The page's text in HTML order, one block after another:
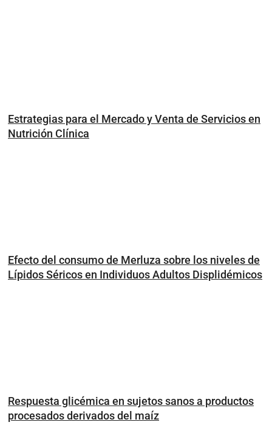
Estrategias para el Mercado y Venta de Servicios en
Nutrición Clínica
Efecto del consumo de Merluza sobre los niveles de
Lípidos Séricos en Individuos Adultos Displidémicos
Respuesta glicémica en sujetos sanos a productos
procesados derivados del maíz